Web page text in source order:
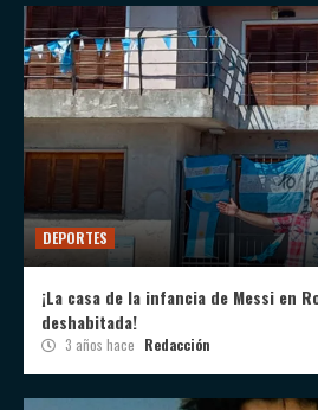
DEPORTES
¡La casa de la infancia de Messi en
deshabitada!
3 años hace Redacción